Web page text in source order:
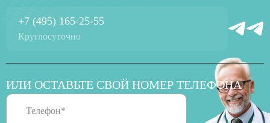
Круглосуточно
+7 (495) 165-25-55
ИЛИ ОСТАВЬТЕ СВОЙ НОМЕР ТЕЛЕФОНА